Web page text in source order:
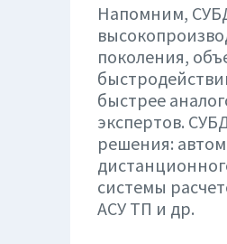
Напомним,
поколения,
быстрее
экспертов.
решения:
системы
АСУ ТП и др.